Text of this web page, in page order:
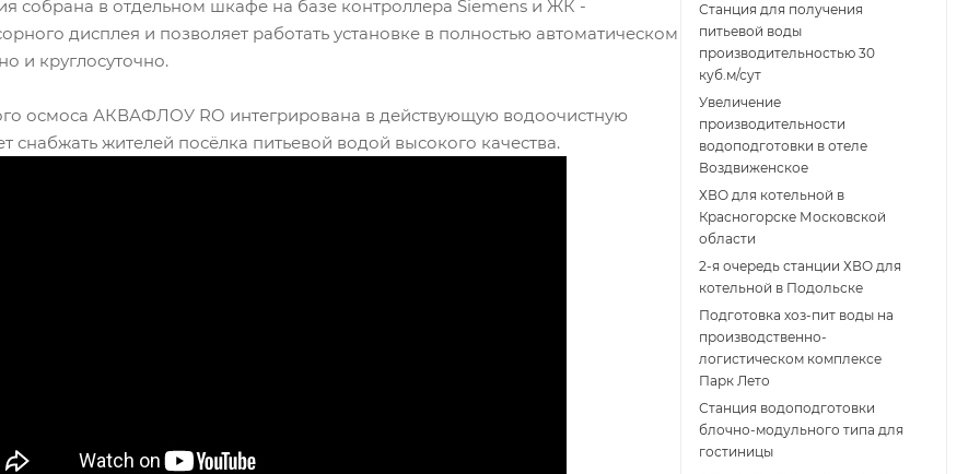
собрана в отдельном шкафе на базе контроллера Siemens и ЖК -
дисплея и позволяет работать установке в полностью автоматическом
и круглосуточно.
осмоса АКВАФЛОУ RO интегрирована в действующую водоочистную
снабжать жителей посёлка питьевой водой высокого качества.
Станция для получения
питьевой воды
производительностью 30
куб.м/сут
Увеличение
производительности
водоподготовки в отеле
Воздвиженское
ХВО для котельной в
Красногорске Московской
области
2-я очередь станции ХВО для
котельной в Подольске
Подготовка хоз-пит воды на
производственно-
логистическом комплексе
Парк Лето
Станция водоподготовки
блочно-модульного типа для
гостиницы